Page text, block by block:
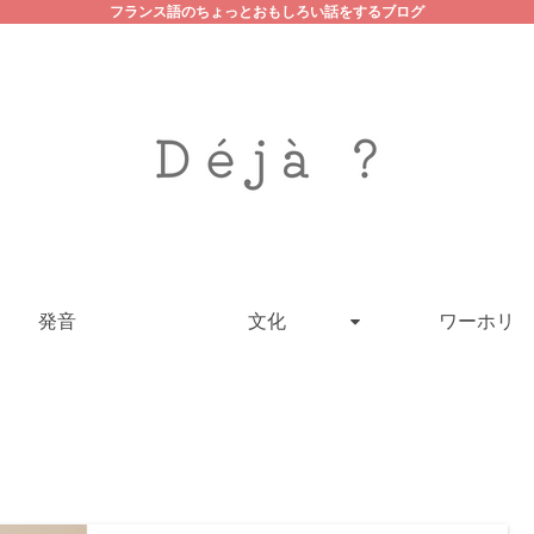
フランス語のちょっとおもしろい話をするブログ
発音 文化 ワーホリ